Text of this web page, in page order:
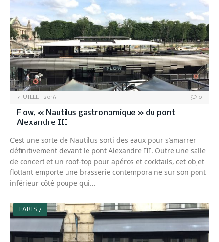
7 JUILLET 2016 0
Flow, « Nautilus gastronomique » du pont
Alexandre III
C’est une sorte de Nautilus sorti des eaux pour s’amarrer
définitivement devant le pont Alexandre III. Outre une salle
de concert et un roof-top pour apéros et cocktails, cet objet
flottant emporte une brasserie contemporaine sur son pont
inférieur côté poupe qui…
PARIS 7